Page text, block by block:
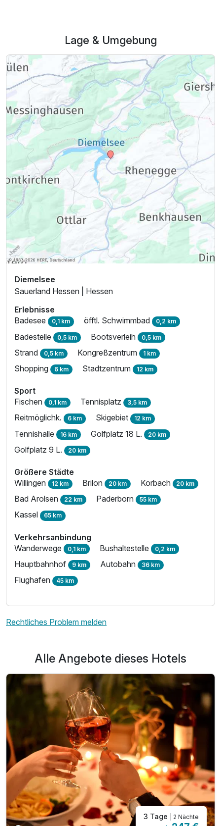
Ausstattung
Zusatznächte
Für 3 Tage
Lage & Umgebung
Diemelsee
Sauerland Hessen | Hessen
Erlebnisse
Badesee 0,1 km öfftl. Schwimmbad 0,2 km
Badestelle 0,5 km Bootsverleih 0,5 km
Strand 0,5 km Kongreßzentrum 1 km
Shopping 6 km Stadtzentrum 12 km
Sport
Fischen 0,1 km Tennisplatz 3,5 km
Reitmöglichk. 6 km Skigebiet 12 km
Tennishalle 16 km Golfplatz 18 L. 20 km
Golfplatz 9 L. 20 km
Größere Städte
Willingen 12 km Brilon 20 km Korbach 20 km
Bad Arolsen 22 km Paderborn 55 km
Kassel 65 km
Verkehrsanbindung
Wanderwege 0,1 km Bushaltestelle 0,2 km
Hauptbahnhof 9 km Autobahn 36 km
Flughafen 45 km
Rechtliches Problem melden
Alle Angebote dieses Hotels
3 Tage | 2 Nächte